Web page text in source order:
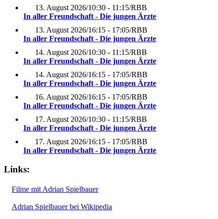
13. August 2026/10:30 - 11:15/RBB
In aller Freundschaft - Die jungen Ärzte
13. August 2026/16:15 - 17:05/RBB
In aller Freundschaft - Die jungen Ärzte
14. August 2026/10:30 - 11:15/RBB
In aller Freundschaft - Die jungen Ärzte
14. August 2026/16:15 - 17:05/RBB
In aller Freundschaft - Die jungen Ärzte
16. August 2026/16:15 - 17:05/RBB
In aller Freundschaft - Die jungen Ärzte
17. August 2026/10:30 - 11:15/RBB
In aller Freundschaft - Die jungen Ärzte
17. August 2026/16:15 - 17:05/RBB
In aller Freundschaft - Die jungen Ärzte
Links:
Filme mit Adrian Spielbauer
Adrian Spielbauer bei Wikipedia